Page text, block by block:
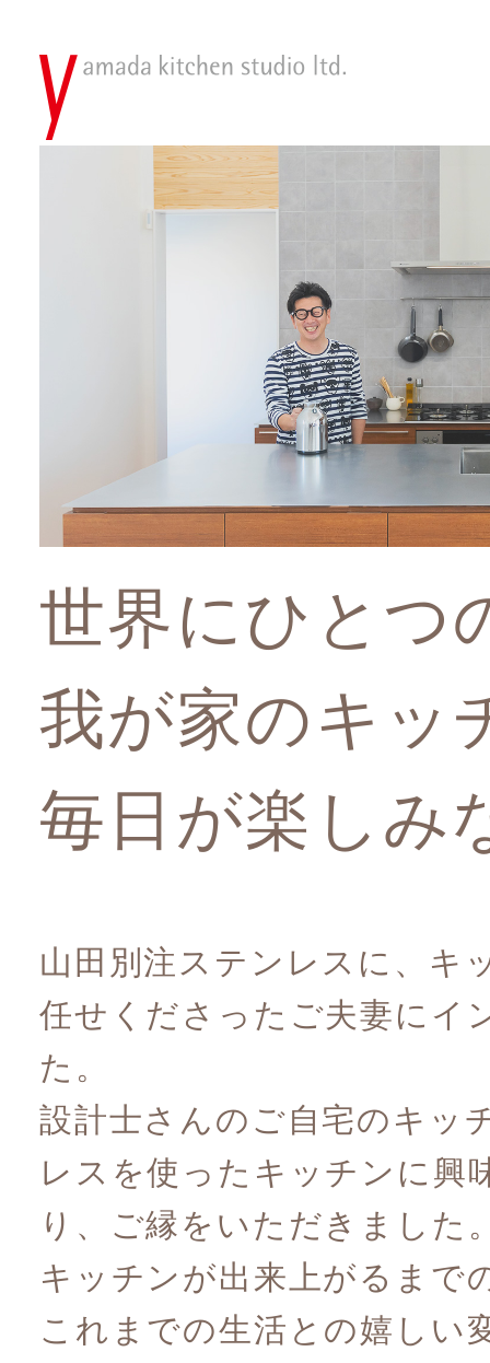
世界にひとつ
我が家のキッ
毎日が楽しみ
山田別注ステンレスに、キ
任せくださったご夫妻にイ
た。
設計士さんのご自宅のキッ
レスを使ったキッチンに興
り、ご縁をいただきました
キッチンが出来上がるまで
これまでの生活との嬉しい